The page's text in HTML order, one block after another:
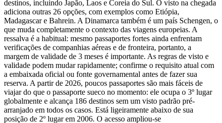
destinos, incluindo Japão, Laos e Coreia do Sul. O visto na chegada
adiciona outras 26 opções, com exemplos como Etiópia,
Madagascar e Bahrein. A Dinamarca também é um país Schengen, o
que muda completamente o contexto das viagens europeias. A
ressalva é a habitual: mesmo passaportes fortes ainda enfrentam
verificações de companhias aéreas e de fronteira, portanto, a
margem de validade de 3 meses é importante. As regras de visto e
validade podem mudar rapidamente; confirme o requisito atual com
a embaixada oficial ou fonte governamental antes de fazer sua
reserva. A partir de 2026, poucos passaportes são mais fáceis de
viajar do que o passaporte sueco no momento: ele ocupa o 3º lugar
globalmente e alcança 186 destinos sem um visto padrão pré-
arranjado em todos os casos. Está ligeiramente abaixo de sua
posição de 2º lugar em 2006. O acesso ampliou-se